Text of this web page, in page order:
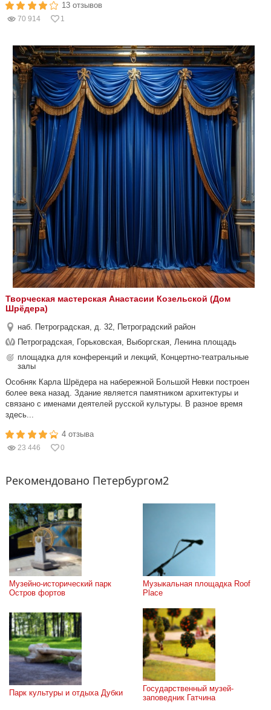
13 отзывов
70 914 1
Творческая мастерская Анастасии Козельской (Дом
Шрёдера)
наб. Петроградская, д. 32, Петроградский район
Петроградская, Горьковская, Выборгская, Ленина площадь
площадка для конференций и лекций, Концертно-театральные
залы
Особняк Карла Шрёдера на набережной Большой Невки построен
более века назад. Здание является памятником архитектуры и
связано с именами деятелей русской культуры. В разное время
здесь...
4 отзыва
23 446 0
Рекомендовано Петербургом2
Музейно-исторический парк
Остров фортов
Музыкальная площадка Roof
Place
Парк культуры и отдыха Дубки
Государственный музей-
заповедник Гатчина